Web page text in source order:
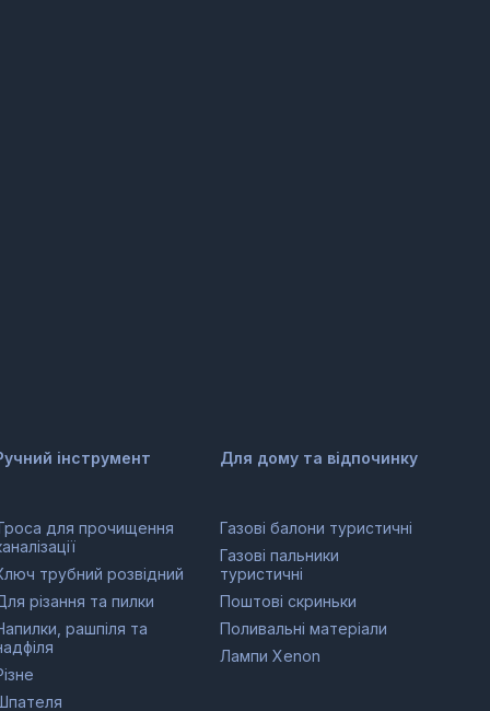
інструмент
для прочищення
трубний розвідний
різання та пилки
рашпіля та
Для дому та відпочинку
Газові балони туристичні
Газові пальники
туристичні
Поштові скриньки
Поливальні матеріали
Лампи Xenon